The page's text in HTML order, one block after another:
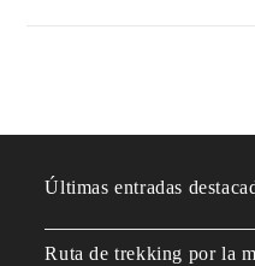
Últimas entradas
Ruta de trekking por la